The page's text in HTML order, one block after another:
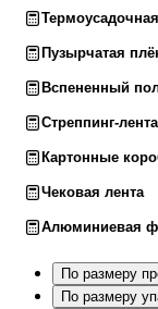
Пузырчатая
Вспененный
Стреппинг-лента
Картонные
Чековая лента
Алюминиевая
По размеру
По размеру